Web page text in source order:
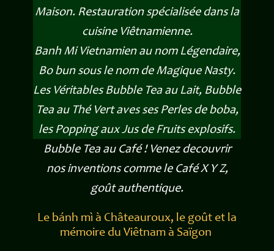
Maison. Restauration spécialisée dans la
cuisine Viêtnamienne.
Banh Mi Vietnamien au nom Légendaire,
Bo bun sous le nom de Magique Nasty.
Les Véritables Bubble Tea au Lait, Bubble
Tea au Thé Vert aves ses Perles de boba,
les Popping aux Jus de Fruits explosifs.
Bubble Tea au Café ! Venez decouvrir
nos inventions comme le Café X Y Z,
goût authentique.
Le bánh mì à Châteauroux, le goût et la
mémoire du Viêtnam à Saïgon